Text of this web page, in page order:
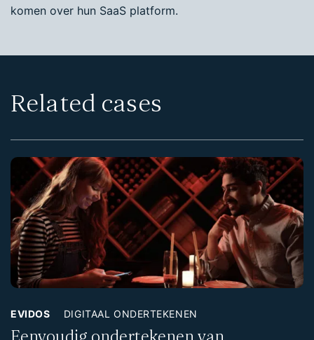
komen over hun SaaS platform.
Related cases
EVIDOS DIGITAAL ONDERTEKENEN